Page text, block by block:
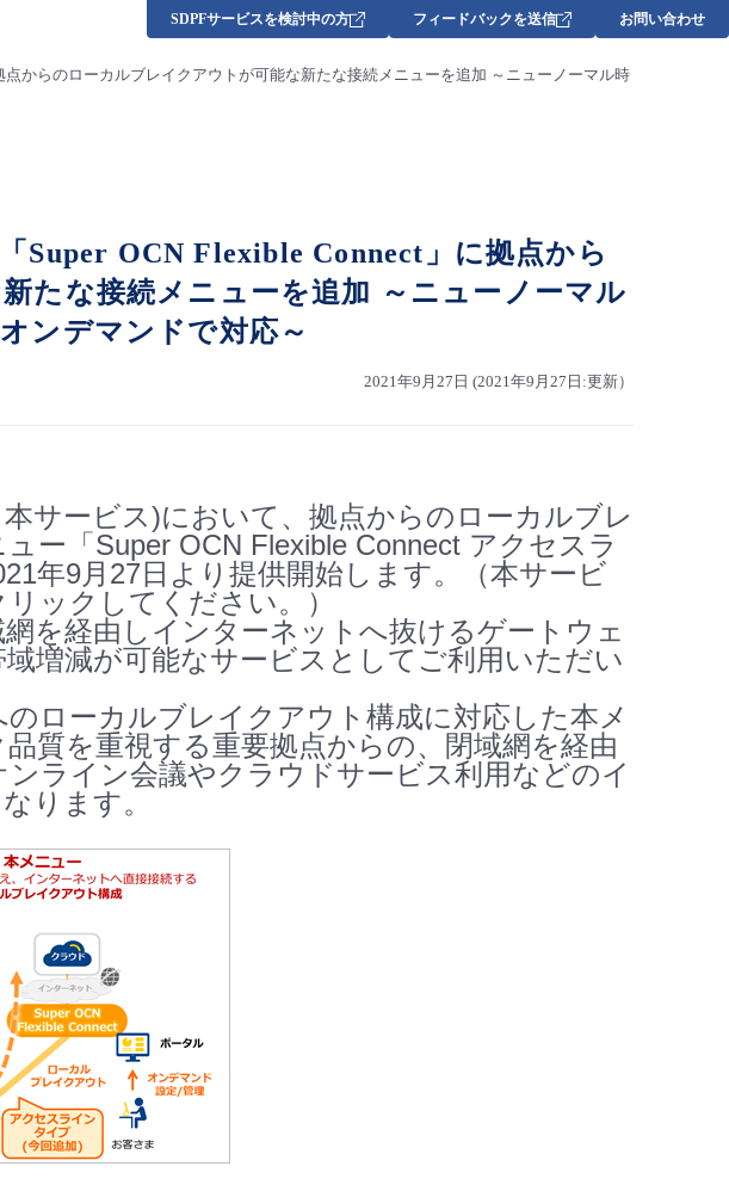
SDPFサービスを検討中の方 フィードバックを送信 お問い合わせ
からのローカルブレイクアウトが可能な新たな接続メニューを追加 ～ニューノーマル時
Super OCN Flexible Connect」に拠点から
たな接続メニューを追加 ～ニューノーマル
ンデマンドで対応～
2021年9月27日 (2021年9月27日:更新）
本サービス)において、拠点からのローカルブレ
ー「Super OCN Flexible Connect アクセスラ
年9月27日より提供開始します。（本サービ
リックしてください。）
を経由しインターネットへ抜けるゲートウェ
増減が可能なサービスとしてご利用いただい
ローカルブレイクアウト構成に対応した本メ
質を重視する重要拠点からの、閉域網を経由
ライン会議やクラウドサービス利用などのイ
ります。